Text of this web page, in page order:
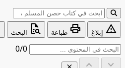
ابحث عن:
إبلاغ print طباعة quick_reference_all البحث format_size
0/0